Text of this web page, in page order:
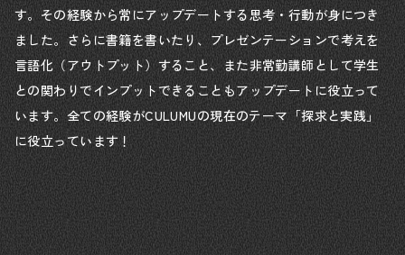
す。その経験から常にアップデートする思考・行動が身につき
ました。さらに書籍を書いたり、プレゼンテーションで考えを
言語化（アウトプット）すること、また非常勤講師として学生
との関わりでインプットできることもアップデートに役立って
います。全ての経験がCULUMUの現在のテーマ「探求と実践」
に役立っています！